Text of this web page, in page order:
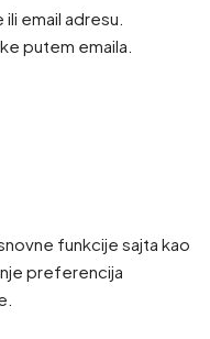
email adresu.
putem emaila.
funkcije sajta kao
preferencija